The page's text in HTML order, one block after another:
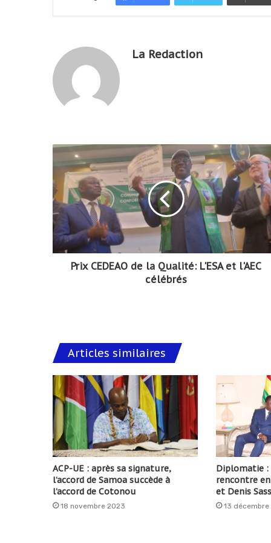
La Redaction
Prix CEDEAO de la Qualité: L'ESA et l'AEC
célébrés
Articles similaires
ACP-UE : après sa signature,
l’accord de Samoa succède à
l’accord de Cotonou
18 novembre 2023
Diplomatie :
rencontre
et Denis
13